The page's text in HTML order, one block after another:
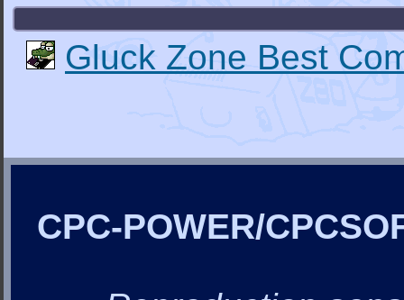
Gluck Zone Best
CPC-POWER/